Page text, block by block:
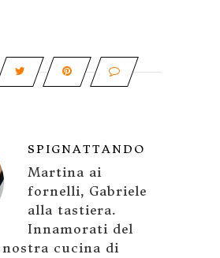
SPIGNATTANDO
Martina ai
fornelli, Gabriele
alla tastiera.
Innamorati del
cucina di